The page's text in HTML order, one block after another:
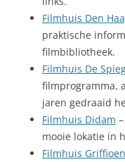
Filmhuis Den
praktische
filmbibliotheek.
Filmhuis De
filmprogramma,
jaren gedraaid
Filmhuis Didam
mooie lokatie in
Filmhuis Griffioen